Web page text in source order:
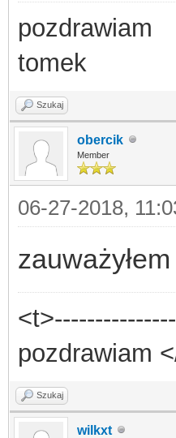
pozdrawiam
tomek
Szukaj
obercik
Member
06-27-2018,
zauważyłem
pozdrawiam
Szukaj
wilkxt